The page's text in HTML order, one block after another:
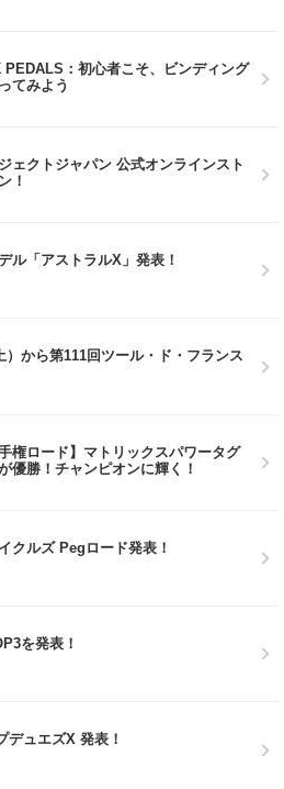
：初心者こそ、ビンディング
てみよう
ェクトジャパン 公式オンラインスト
！
ル「アストラルX」発表！
）から第111回ツール・ド・フランス
手権ロード】マトリックスパワータグ
優勝！チャンピオンに輝く！
クルズ Pegロード発表！
を発表！
デュエズX 発表！